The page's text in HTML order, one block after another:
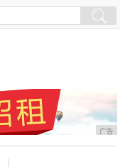
广告